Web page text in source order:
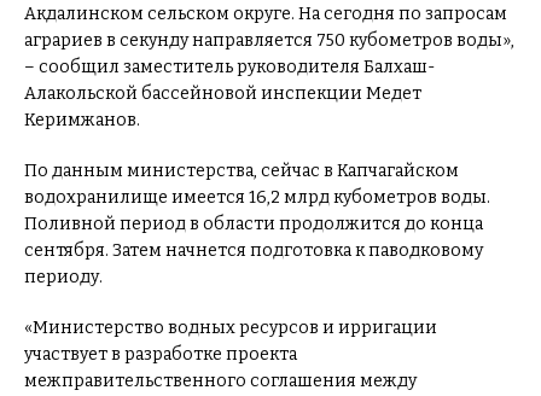
Акдалинском сельском округе. На сегодня по запросам
аграриев в секунду направляется 750 кубометров воды»,
– сообщил заместитель руководителя Балхаш-
Алакольской бассейновой инспекции Медет
Керимжанов.
По данным министерства, сейчас в Капчагайском
водохранилище имеется 16,2 млрд кубометров воды.
Поливной период в области продолжится до конца
сентября. Затем начнется подготовка к паводковому
периоду.
«Министерство водных ресурсов и ирригации
участвует в разработке проекта
межправительственного соглашения между